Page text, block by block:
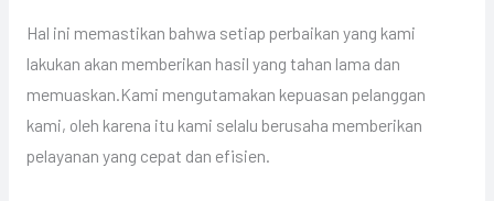
Hal ini memastikan bahwa setiap perbaikan yang kami
lakukan akan memberikan hasil yang tahan lama dan
memuaskan.Kami mengutamakan kepuasan pelanggan
kami, oleh karena itu kami selalu berusaha memberikan
pelayanan yang cepat dan efisien.